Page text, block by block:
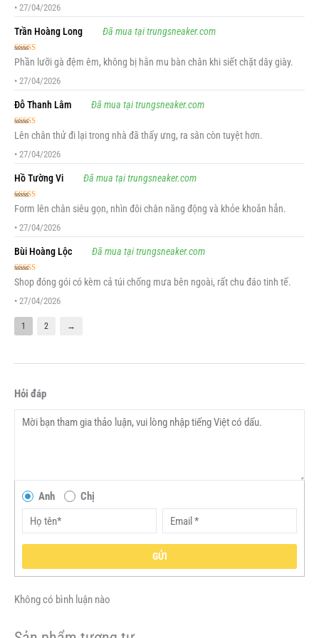
• 27/04/2026
Trần Hoàng Long Đã mua tại trungsneaker.com
Được xếp
hạng5 5 sao
Phần lưỡi gà đệm êm, không bị hằn mu bàn chân khi siết chặt dây giày.
• 27/04/2026
Đỗ Thanh Lâm Đã mua tại trungsneaker.com
Được xếp
hạng55 sao
Lên chân thử đi lại trong nhà đã thấy ưng, ra sân còn tuyệt hơn.
• 27/04/2026
Hồ Tường Vi Đã mua tại trungsneaker.com
Được xếp
hạng5 5 sao
Form lên chân siêu gọn, nhìn đôi chân năng động và khỏe khoắn hẳn.
• 27/04/2026
Bùi Hoàng Lộc Đã mua tại trungsneaker.com
Được xếp
hạng5 5 sao
Shop đóng gói có kèm cả túi chống mưa bên ngoài, rất chu đáo tinh tế.
• 27/04/2026
1 2 →
Hỏi đáp
Anh Chị
GỬI
Không có bình luận nào